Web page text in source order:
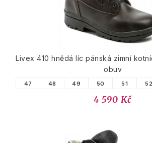
Livex 410 hnědá líc pánská zimní
obuv
47 48 49 50 51 52
4 590 Kč